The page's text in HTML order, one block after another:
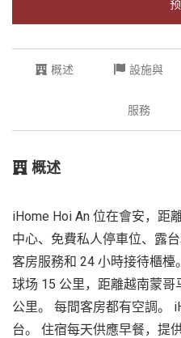
概述 設施與
服務
概述
iHome Hoi An 位在會安，距
中心、免費私人停車位、露
客房服務和 24 小時接待櫃
球场 15 公里，距離越南蒙
公里。 每間客房都有空調。
台。 住宿每天供應早餐，提